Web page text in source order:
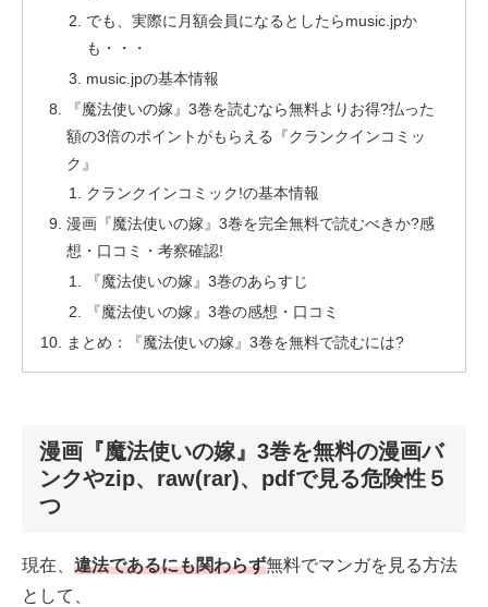
でも、実際に月額会員になるとしたらmusic.jpか
も・・・
music.jpの基本情報
『魔法使いの嫁』3巻を読むなら無料よりお得?払った
額の3倍のポイントがもらえる『クランクインコミッ
ク』
クランクインコミック!の基本情報
漫画『魔法使いの嫁』3巻を完全無料で読むべきか?感
想・口コミ・考察確認!
『魔法使いの嫁』3巻のあらすじ
『魔法使いの嫁』3巻の感想・口コミ
まとめ：『魔法使いの嫁』3巻を無料で読むには?
漫画『魔法使いの嫁』3巻を無料の漫画バ
ンクやzip、raw(rar)、pdfで見る危険性５
つ
現在、 違法であるにも関わらず無料でマンガを見る方法
として、